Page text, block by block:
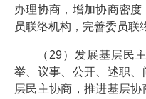
办理协商，增加协商密
员联络机构，完善委员联
（29）发展基层民
举、议事、公开、述职
层民主协商，推进基层